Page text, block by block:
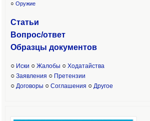
○ Оружие
Статьи
Вопрос/ответ
Образцы документов
○ Иски ○ Жалобы ○ Ходатайства
○ Заявления ○ Претензии
○ Договоры ○ Соглашения ○ Другое